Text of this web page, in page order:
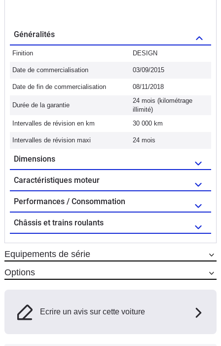
Généralités
Finition DESIGN
Date de commercialisation 03/09/2015
Date de fin de commercialisation 08/11/2018
Durée de la garantie
24 mois (kilométrage
illimité)
Intervalles de révision en km
30 000 km
Intervalles de révision maxi 24 mois
Dimensions
Caractéristiques moteur
Performances / Consommation
Châssis et trains roulants
Equipements de série
Options
Ecrire un avis sur cette voiture